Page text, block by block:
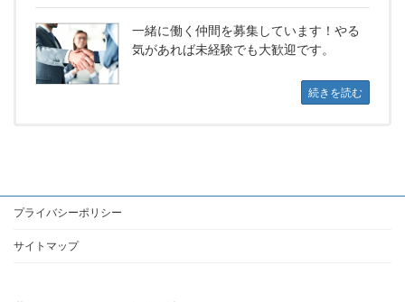
一緒に働く仲間を募集しています！やる
気があれば未経験でも大歓迎です。
続きを読む
プライバシーポリシー
サイトマップ